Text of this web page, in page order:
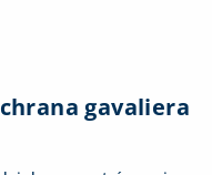
gavaliera